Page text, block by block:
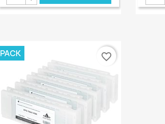
PACK favorite_border